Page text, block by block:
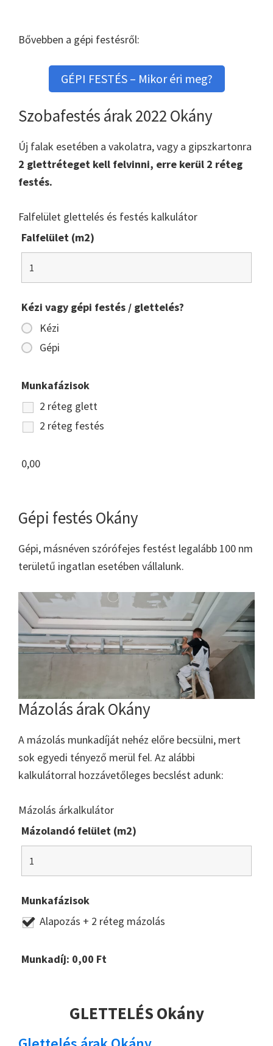
Bővebben a gépi festésről:
GÉPI FESTÉS – Mikor éri meg?
Szobafestés árak 2022 Okány
Új falak esetében a vakolatra, vagy a gipszkartonra
2 glettréteget kell felvinni, erre kerül 2 réteg
festés.
Falfelület glettelés és festés kalkulátor
Falfelület (m2)
Kézi vagy gépi festés / glettelés?
Kézi
Gépi
Munkafázisok
2 réteg glett
2 réteg festés
0,00
Gépi festés Okány
Gépi, másnéven szórófejes festést legalább 100 nm
területű ingatlan esetében vállalunk.
Mázolás árak Okány
A mázolás munkadíját nehéz előre becsülni, mert
sok egyedi tényező merül fel. Az alábbi
kalkulátorral hozzávetőleges becslést adunk:
Mázolás árkalkulátor
Mázolandó felület (m2)
Munkafázisok
Alapozás + 2 réteg mázolás
Munkadíj: 0,00 Ft
GLETTELÉS Okány